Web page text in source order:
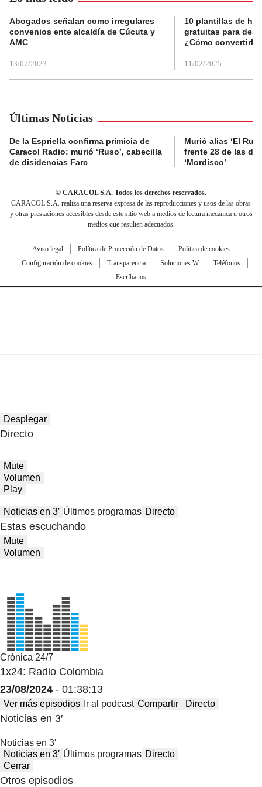
Abogados señalan como irregulares
convenios ente alcaldía de Cúcuta y
AMC
13/07/2023
10 plantillas de
gratuitas para
¿Cómo convertirla
11/02/2025
Últimas Noticias
De la Espriella confirma primicia de
Caracol Radio: murió ‘Ruso’, cabecilla
de disidencias Farc
Murió alias ‘El
frente 28 de las
‘Mordisco’
© CARACOL S.A. Todos los derechos reservados.
CARACOL S.A. realiza una reserva expresa de las reproducciones y usos de las obras
y otras prestaciones accesibles desde este sitio web a medios de lectura mecánica u otros
medios que resulten adecuados.
Aviso legal Política de Protección de Datos
Política de cookies
Configuración de cookies
Transparencia Soluciones W
Teléfonos
Escríbanos
Desplegar
Directo
Mute
Volumen
Play
Noticias en 3′ Últimos programas Directo
Estas escuchando
Mute
Volumen
Crónica 24/7
1x24: Radio Colombia
23/08/2024 - 01:38:13
Ver más episodios Ir al podcast Compartir Directo
Noticias en 3′
Noticias en 3′
Noticias en 3′ Últimos programas Directo
Cerrar
Otros episodios